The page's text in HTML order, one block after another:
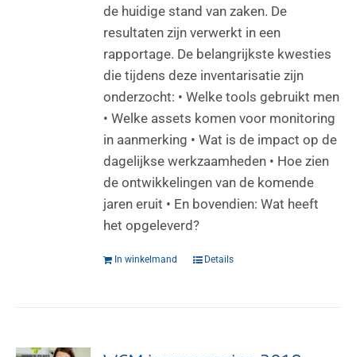
de huidige stand van zaken. De
resultaten zijn verwerkt in een
rapportage. De belangrijkste kwesties
die tijdens deze inventarisatie zijn
onderzocht: • Welke tools gebruikt men
• Welke assets komen voor monitoring
in aanmerking • Wat is de impact op de
dagelijkse werkzaamheden • Hoe zien
de ontwikkelingen van de komende
jaren eruit • En bovendien: Wat heeft
het opgeleverd?
In winkelmand Details